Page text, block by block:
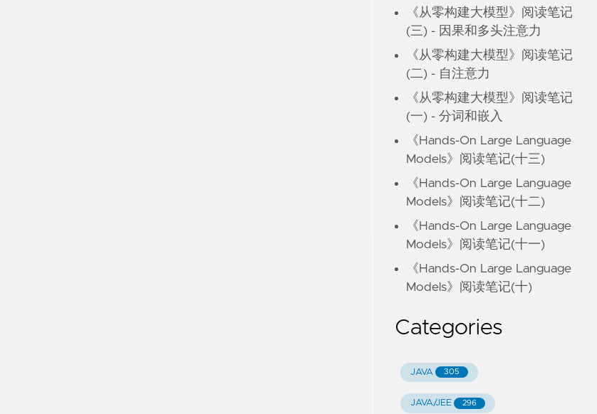
《从零构建大模型》阅读笔记
(三) - 因果和多头注意力
《从零构建大模型》阅读笔记
(二) - 自注意力
《从零构建大模型》阅读笔记
(一) - 分词和嵌入
《Hands-On Large Language
Models》阅读笔记(十三)
《Hands-On Large Language
Models》阅读笔记(十二)
《Hands-On Large Language
Models》阅读笔记(十一)
《Hands-On Large Language
Models》阅读笔记(十)
Categories
JAVA 305
JAVA/JEE 296